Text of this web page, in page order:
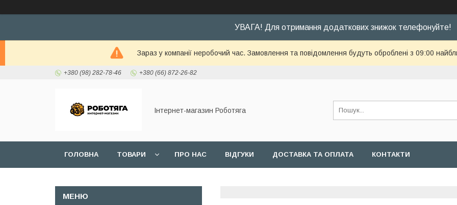
УВАГА! Для отримання додаткових знижок телефонуйте!
Зараз у компанії неробочий час. Замовлення та повідомлення будуть оброблені з 09:00
+380 (98) 282-78-46 +380 (66) 872-26-82
Інтернет-магазин Роботяга
ГОЛОВНА ТОВАРИ ПРО НАС ВІДГУКИ ДОСТАВКА ТА ОПЛАТА КОНТАКТИ